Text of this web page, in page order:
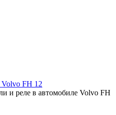
Volvo FH 12
и реле в автомобиле Volvo FH